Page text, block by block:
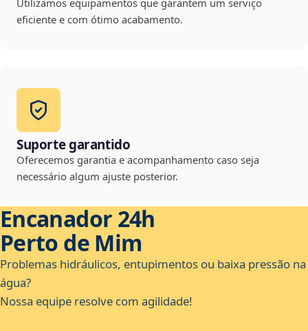
Utilizamos equipamentos que garantem um serviço
eficiente e com ótimo acabamento.
Suporte garantido
Oferecemos garantia e acompanhamento caso seja
necessário algum ajuste posterior.
Encanador 24h
Perto de Mim
Problemas hidráulicos, entupimentos ou baixa pressão na
água?
Nossa equipe resolve com agilidade!